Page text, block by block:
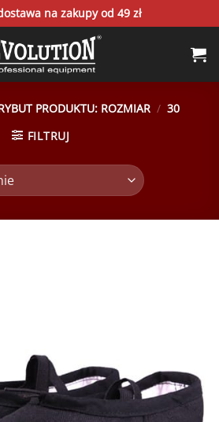
na zakupy od 49 zł
PRODUKTU: ROZMIAR / 30
FILTRUJ